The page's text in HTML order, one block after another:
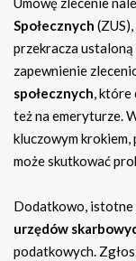
Społecznych
przekracza
zapewnienie
społecznych, które
też na emeryturze.
kluczowym
może skutkować
Dodatkowo, istotne
urzędów
podatkowych.